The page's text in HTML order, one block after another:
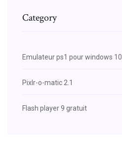
Category
Emulateur ps1 pour windows 10
Pixlr-o-matic 2.1
Flash player 9 gratuit